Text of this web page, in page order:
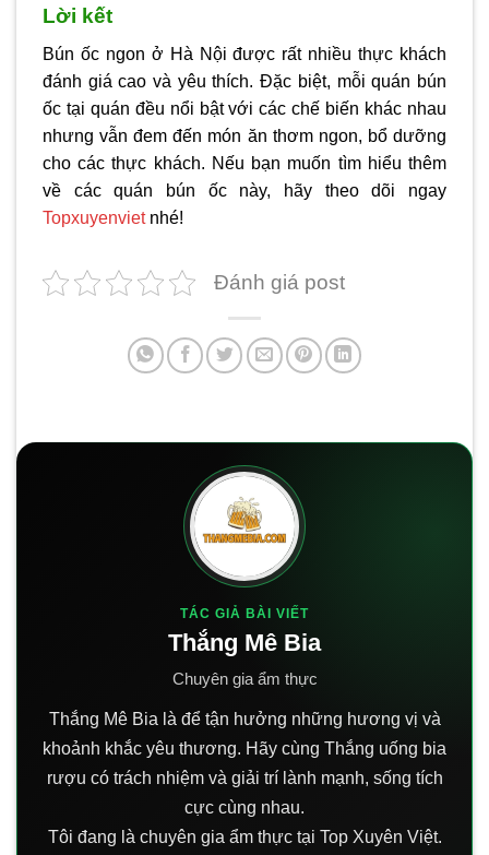
Lời kết
Bún ốc ngon ở Hà Nội được rất nhiều thực khách
đánh giá cao và yêu thích. Đặc biệt, mỗi quán bún
ốc tại quán đều nổi bật với các chế biến khác nhau
nhưng vẫn đem đến món ăn thơm ngon, bổ dưỡng
cho các thực khách. Nếu bạn muốn tìm hiểu thêm
về các quán bún ốc này, hãy theo dõi ngay
Topxuyenvietnhé!
Đánh giá post
TÁC GIẢ BÀI VIẾT
Thắng Mê Bia
Chuyên gia ẩm thực
Thắng Mê Bia là để tận hưởng những hương vị và
khoảnh khắc yêu thương. Hãy cùng Thắng uống bia
rượu có trách nhiệm và giải trí lành mạnh, sống tích
cực cùng nhau.
Tôi đang là chuyên gia ẩm thực tại Top Xuyên Việt.